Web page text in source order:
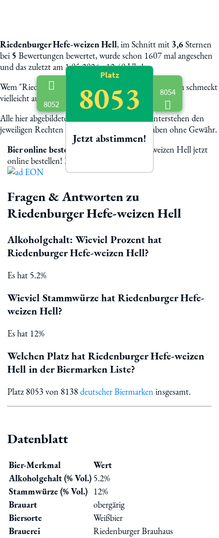
Riedenburger Hefe-weizen Hell, im Schnitt mit 3,6Sternen
bei 5 Bewertungen bewertet, wurde schon 1607 mal angesehen
und das zuletzt am 1.05.2026 - 12:40 Uhr!
Wem "Riedenburger Hefe-weizen Hell" schmeckt, dem schmeckt
vielleicht auch:
Alle hier abgebildete Biermarken und Logos unterstehen den
jeweiligen Rechten der Eigentümer. Alle Angaben ohne Gewähr.
8052
Platz
8053
Jetzt abstimmen!
8054
Bier online bestellen
Riedenburger Hefe-weizen Hell jetzt
online bestellen! Zur Bestellung
Fragen & Antworten zu
Riedenburger Hefe-weizen Hell
Alkoholgehalt: Wieviel Prozent hat
Riedenburger Hefe-weizen Hell?
Es hat 5.2%
Wieviel Stammwürze hat Riedenburger Hefe-
weizen Hell?
Es hat 12%
Welchen Platz hat Riedenburger Hefe-weizen
Hell in der Biermarken Liste?
Platz 8053 von 8138 deutscher Biermarken insgesamt.
Datenblatt
Bier-Merkmal
Wert
Alkoholgehalt (% Vol.) 5.2%
Stammwürze (% Vol.) 12%
Brauart
obergärig
Biersorte
Weißbier
Brauerei
Riedenburger Brauhaus